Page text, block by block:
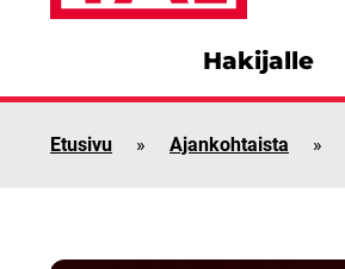
Hakijalle
Etusivu » Ajankohtaista »